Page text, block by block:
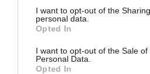
I want to opt-out of the
personal data.
Opted In
I want to opt-out of the Sale of
Personal Data.
Opted In
Δείτε όλα τατελευταία νέα
Πολιτισμό στο
Νέοι Διαγωνισμοί